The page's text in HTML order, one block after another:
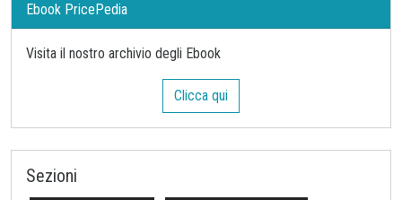
Ebook PricePedia
Visita il nostro archivio degli Ebook
Clicca qui
Sezioni